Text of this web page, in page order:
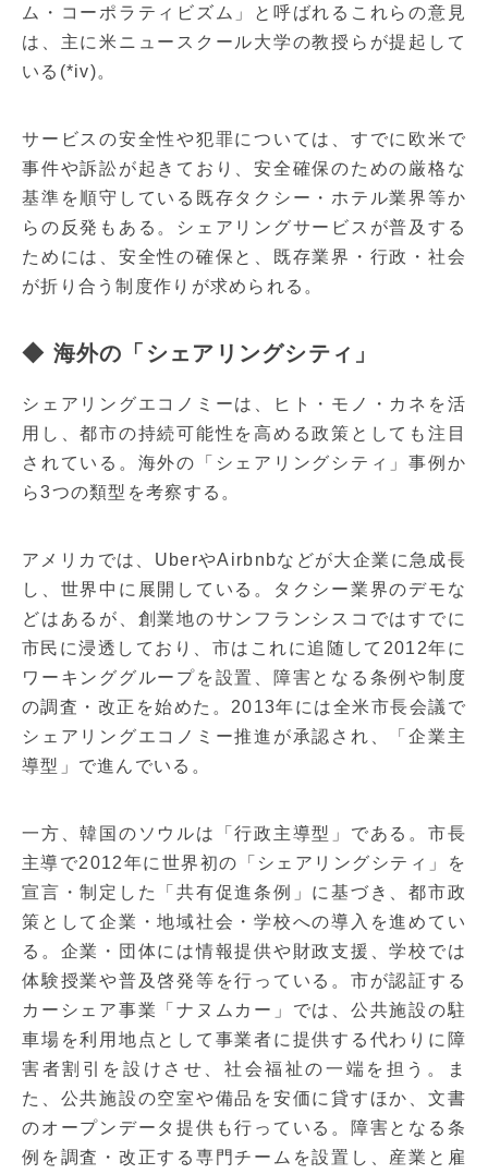
ム・コーポラティビズム」と呼ばれるこれらの意見
は、主に米ニュースクール大学の教授らが提起して
いる(*iv)。
サービスの安全性や犯罪については、すでに欧米で
事件や訴訟が起きており、安全確保のための厳格な
基準を順守している既存タクシー・ホテル業界等か
らの反発もある。シェアリングサービスが普及する
ためには、安全性の確保と、既存業界・行政・社会
が折り合う制度作りが求められる。
◆ 海外の「シェアリングシティ」
シェアリングエコノミーは、ヒト・モノ・カネを活
用し、都市の持続可能性を高める政策としても注目
されている。海外の「シェアリングシティ」事例か
ら3つの類型を考察する。
アメリカでは、UberやAirbnbなどが大企業に急成長
し、世界中に展開している。タクシー業界のデモな
どはあるが、創業地のサンフランシスコではすでに
市民に浸透しており、市はこれに追随して2012年に
ワーキンググループを設置、障害となる条例や制度
の調査・改正を始めた。2013年には全米市長会議で
シェアリングエコノミー推進が承認され、「企業主
導型」で進んでいる。
一方、韓国のソウルは「行政主導型」である。市長
主導で2012年に世界初の「シェアリングシティ」を
宣言・制定した「共有促進条例」に基づき、都市政
策として企業・地域社会・学校への導入を進めてい
る。企業・団体には情報提供や財政支援、学校では
体験授業や普及啓発等を行っている。市が認証する
カーシェア事業「ナヌムカー」では、公共施設の駐
車場を利用地点として事業者に提供する代わりに障
害者割引を設けさせ、社会福祉の一端を担う。ま
た、公共施設の空室や備品を安価に貸すほか、文書
のオープンデータ提供も行っている。障害となる条
例を調査・改正する専門チームを設置し、産業と雇